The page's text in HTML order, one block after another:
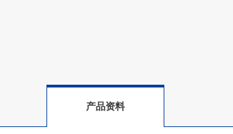
产品资料